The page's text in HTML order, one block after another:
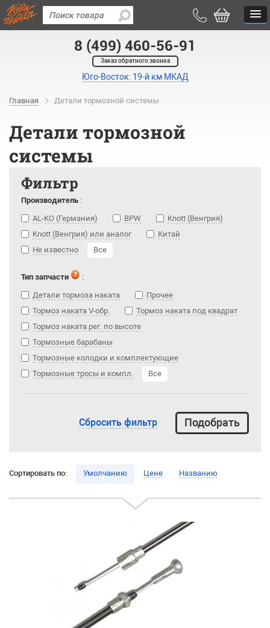
8 (499) 460-56-91
Заказ обратного звонка
Юго-Восток: 19-й км МКАД
Главная Детали тормозной системы
Детали тормозной
системы
Фильтр
Производитель :
AL-KO (Германия)
BPW
Knott (Венгрия)
Knott (Венгрия) или аналог
Китай
Не известно
Все
Тип запчасти
:
Детали тормоза наката
Прочее
Тормоз наката V-обр.
Тормоз наката под квадрат
Тормоз наката рег. по высоте
Тормозные барабаны
Тормозные колодки и комплектующие
Тормозные тросы и компл.
Все
Сбросить фильтр
Сортировать по: Умолчанию Цене Названию